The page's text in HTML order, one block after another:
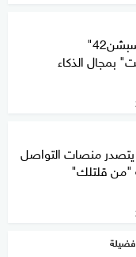
تعاون بين "إنسبشن42"
بمجال الذكاء
يتصدر منصات التواصل
"من قلتلك"